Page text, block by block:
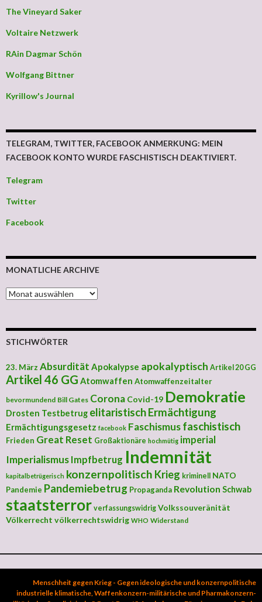
The Vineyard Saker
Voltaire Netzwerk
RAin Dagmar Schön
Wolfgang Bittner
Kyrillow's Journal
TELEGRAM, TWITTER, FACEBOOK ANMERKUNG: MEIN
FACEBOOK KONTO WURDE FASCHISTISCH DEAKTIVIERT.
Telegram
Twitter
Facebook
MONATLICHE ARCHIVE
MONATLICHE ARCHIVE
STICHWÖRTER
23. März Absurdität Apokalypse apokalyptisch Artikel 20 GG
Artikel 46 GG Atomwaffen Atomwaffenzeitalter
bevormundend Bill Gates Corona Covid-19 Demokratie
Drosten Testbetrug elitaristischErmächtigung
Ermächtigungsgesetz facebook Faschismusfaschistisch
Frieden Great Reset Großaktionäre hochmütig imperial
Imperialismus Impfbetrug Indemnität
kapitalbetrügerisch konzernpolitisch Krieg kriminell
NATO
Pandemie Pandemiebetrug Propaganda Revolution Schwab
staatsterror verfassungswidrig Volkssouveränität
Völkerrecht völkerrechtswidrig WHO Widerstand
Menschheit gegen Krieg - Gegen ideologische und konzernpolitische
industrielle klimatische, Waffenkonzern-militärische und Pharmakonzern-